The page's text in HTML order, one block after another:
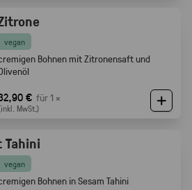
vegan
Bohnen mit Zitronensaft und
€ für 1 ×
MwSt.)
Tahini
vegan
Bohnen in Sesam Tahini